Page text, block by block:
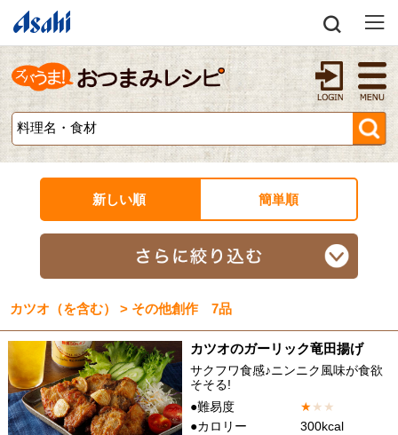
新しい順 簡単順
カツオ（を含む） > その他創作 7品
カツオのガーリック竜田揚げ
サクフワ食感♪ニンニク風味が食欲
そそる!
●難易度
★★ ★
●カロリー
300kcal